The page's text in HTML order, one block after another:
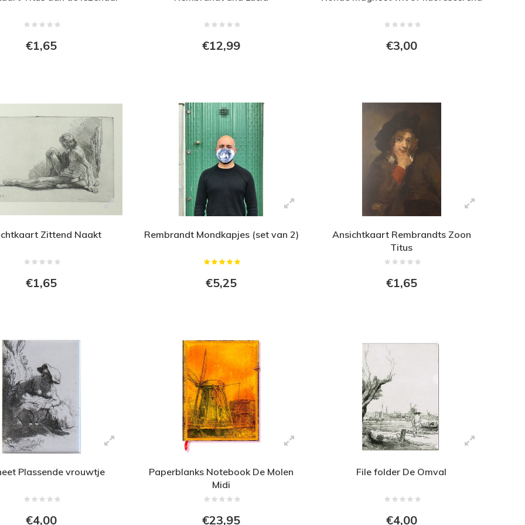
€1,65 €12,99 €3,00
Zittend Naakt
€1,65
Rembrandt Mondkapjes (set van 2)
€5,25
Ansichtkaart Rembrandts Zoon
Titus
€1,65
Plassende vrouwtje
€4,00
Paperblanks Notebook De Molen
Midi
€23,95
File folder De Omval
€4,00